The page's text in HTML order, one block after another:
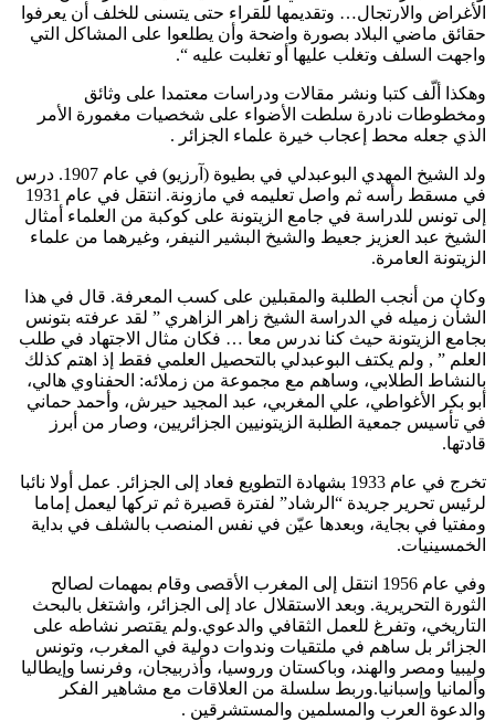
الأغراض والارتجال… وتقديمها للقراء حتى يتسنى للخلف أن يعرفوا
حقائق ماضي البلاد بصورة واضحة وأن يطلعوا على المشاكل التي
واجهت السلف وتغلب عليها أو تغلبت عليه “.
وهكذا ألّف كتبا ونشر مقالات ودراسات معتمدا على وثائق
ومخطوطات نادرة سلطت الأضواء على شخصيات مغمورة الأمر
الذي جعله محط إعجاب خيرة علماء الجزائر .
ولد الشيخ المهدي البوعبدلي في بطيوة (آرزيو) في عام 1907. درس
في مسقط رأسه ثم واصل تعليمه في مازونة. انتقل في عام 1931
إلى تونس للدراسة في جامع الزيتونة على كوكبة من العلماء أمثال
الشيخ عبد العزيز جعيط والشيخ البشير النيفر، وغيرهما من علماء
الزيتونة العامرة.
وكان من أنجب الطلبة والمقبلين على كسب المعرفة. قال في هذا
الشأن زميله في الدراسة الشيخ زاهر الزاهري ” لقد عرفته بتونس
بجامع الزيتونة حيث كنا ندرس معا … فكان مثال الاجتهاد في طلب
العلم ” , ولم يكتف البوعبدلي بالتحصيل العلمي فقط إذ اهتم كذلك
بالنشاط الطلابي، وساهم مع مجموعة من زملائه: الحفناوي هالي،
أبو بكر الأغواطي، علي المغربي، عبد المجيد حيرش، وأحمد حماني
في تأسيس جمعية الطلبة الزيتونيين الجزائريين، وصار من أبرز
قادتها.
تخرج في عام 1933 بشهادة التطويع فعاد إلى الجزائر. عمل أولا نائبا
لرئيس تحرير جريدة “الرشاد” لفترة قصيرة ثم تركها ليعمل إماما
ومفتيا في بجاية، وبعدها عيّن في نفس المنصب بالشلف في بداية
الخمسينيات.
وفي عام 1956 انتقل إلى المغرب الأقصى وقام بمهمات لصالح
الثورة التحريرية. وبعد الاستقلال عاد إلى الجزائر، واشتغل بالبحث
التاريخي، وتفرغ للعمل الثقافي والدعوي.ولم يقتصر نشاطه على
الجزائر بل ساهم في ملتقيات وندوات دولية في المغرب، وتونس
وليبيا ومصر والهند، وباكستان وروسيا، وأذربيجان، وفرنسا وإيطاليا
وألمانيا وإسبانيا.وربط سلسلة من العلاقات مع مشاهير الفكر
والدعوة العرب والمسلمين والمستشرقين .